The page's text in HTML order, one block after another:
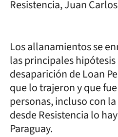
Resistencia, Juan
Los allanamientos se
las principales
desaparición de Loan
que lo trajeron y que
personas, incluso con
desde Resistencia lo
Paraguay.